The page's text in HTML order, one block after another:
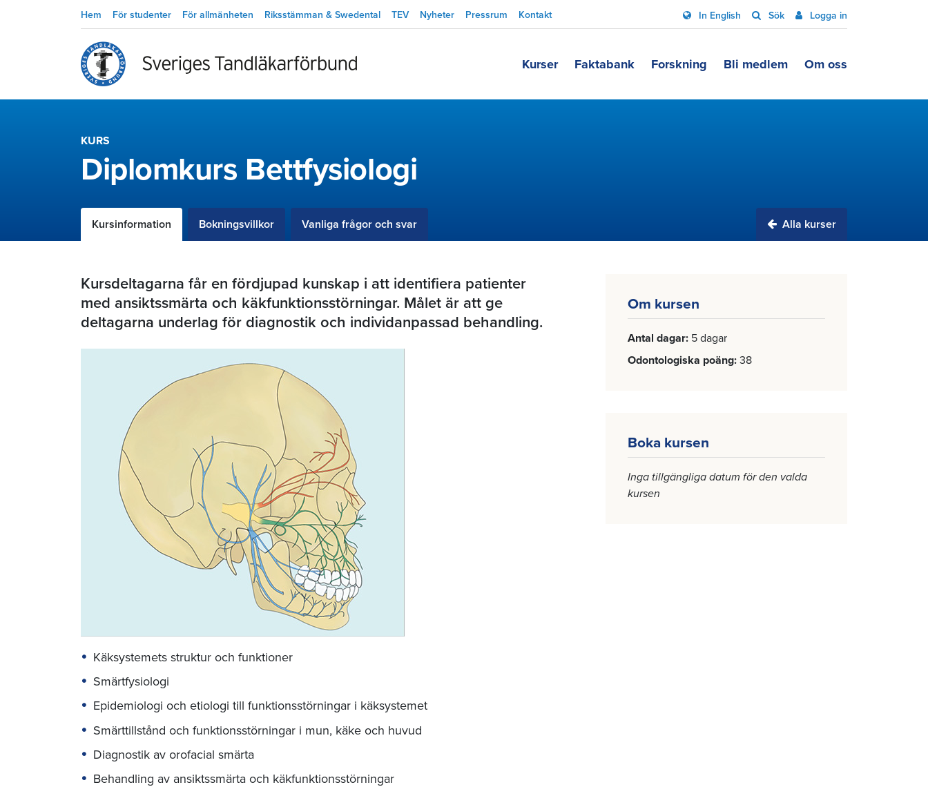
Hem För studenter För allmänheten Riksstämman & Swedental TEV Nyheter Pressrum Kontakt In English Sök Logga in
Kurser Faktabank Forskning Bli medlem Om oss
KURS
Diplomkurs Bettfysiologi
Kursinformation Bokningsvillkor Vanliga frågor och svar Alla kurser
Om kursen
Antal dagar 5 dagar
Odontologiska poäng 38
Boka kursen
Inga tillgängliga datum för den valda
kursen
Kursdeltagarna får en fördjupad kunskap i att identifiera patienter
med ansiktssmärta och käkfunktionsstörningar. Målet är att ge
deltagarna underlag för diagnostik och individanpassad behandling.
Käksystemets struktur och funktioner
Smärtfysiologi
Epidemiologi och etiologi till funktionsstörningar i käksystemet
Smärttillstånd och funktionsstörningar i mun, käke och huvud
Diagnostik av orofacial smärta
Behandling av ansiktssmärta och käkfunktionsstörningar